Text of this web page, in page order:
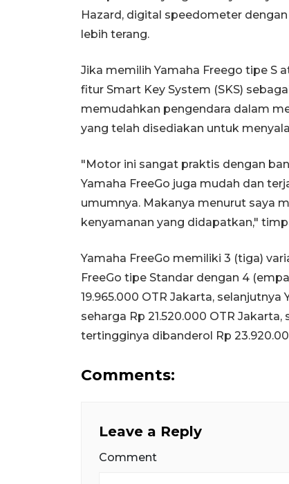
Hazard, digital speedometer
lebih terang.
Jika memilih Yamaha Freego tipe S
fitur Smart Key System (SKS)
memudahkan pengendara dalam
yang telah disediakan untuk
"Motor ini sangat praktis dengan
Yamaha FreeGo juga mudah dan
umumnya. Makanya menurut saya
kenyamanan yang didapatkan,"
Yamaha FreeGo memiliki 3 (tiga)
FreeGo tipe Standar dengan 4
19.965.000 OTR Jakarta,
seharga Rp 21.520.000 OTR
tertingginya dibanderol Rp
Comments:
Leave a Reply
Comment